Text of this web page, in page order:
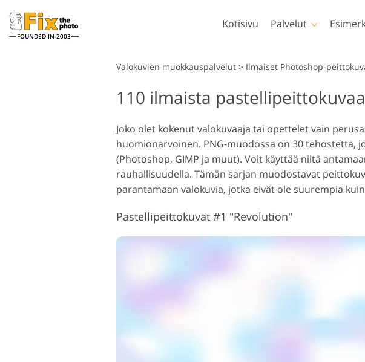
FOUNDED IN 2003
Kotisivu Palvelut
Lightroom
Lightroomin esiasetukset
Parhaan tarjouksen
esiasetukset
Mobiiliasetukset
Photoshop
Photoshop-toiminnot
Photoshop-peittokuvat
Photoshop-tekstuurit
Koko Ps Actions -
kokoelmat
Kokonaiset Ps-
Valokuvien muokkauspalvelut > Ilmaiset Photoshop-
110 ilmaista pastellipeittokuvaa
Joko olet kokenut valokuvaaja tai opettelet vain
huomionarvoinen. PNG-muodossa on 30 tehostetta,
(Photoshop, GIMP ja muut). Voit käyttää niitä
rauhallisuudella. Tämän sarjan muodostavat
parantamaan valokuvia, jotka eivät ole suurempia
Pastellipeittokuvat #1 "Revolution"